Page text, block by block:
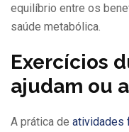
equilíbrio entre os
saúde metabólica.
Exercícios
ajudam ou
A prática de atividades